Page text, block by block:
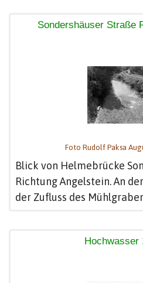
Sondershäuser Straße
Foto Rudolf Paksa
Blick von Helmebrücke
Richtung Angelstein. An
der Zufluss des
Hochwasser